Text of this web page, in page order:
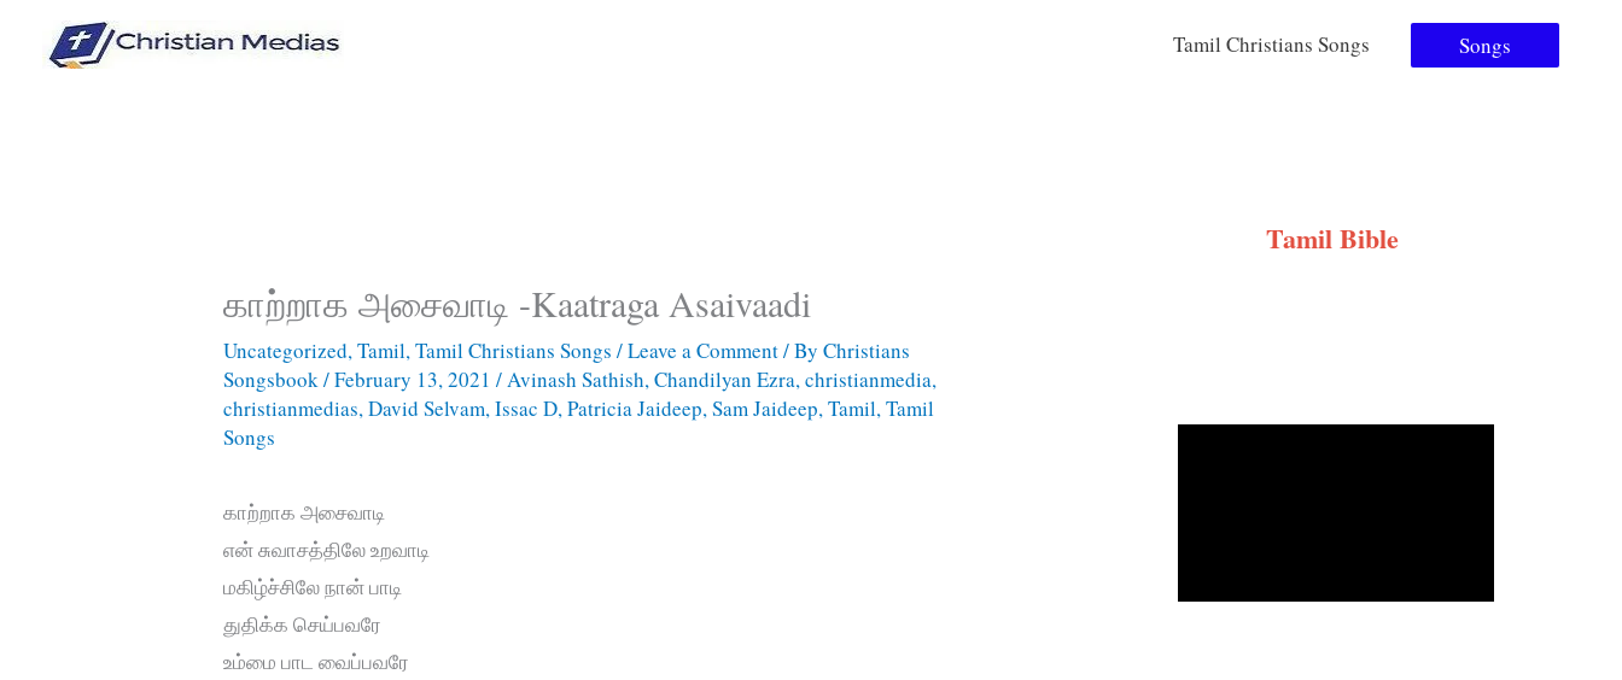
Tamil Christians Songs Songs
காற்றாக அசைவாடி -Kaatraga Asaivaadi
Uncategorized,Tamil,Tamil Christians Songs /Leave a Comment/ ByChristians
Songsbook/February 13, 2021/Avinash Sathish,Chandilyan Ezra,christianmedia,
christianmedias,David Selvam,Issac D,Patricia Jaideep,Sam Jaideep,Tamil,Tamil
Songs
காற்றாக அசைவாடி
என் சுவாசத்திலே உறவாடி
மகிழ்ச்சிலே நான் பாடி
துதிக்க செய்பவரே
உம்மை பாட வைப்பவரே
Tamil Bible